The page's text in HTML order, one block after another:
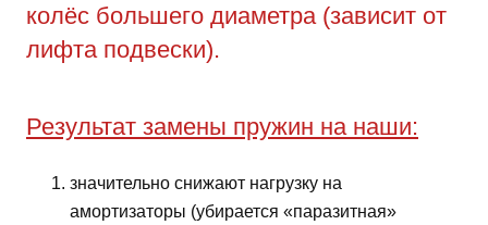
колёс большего диаметра (зависит от
лифта подвески).
Результат замены пружин на наши:
значительно снижают нагрузку на
амортизаторы (убирается «паразитная»